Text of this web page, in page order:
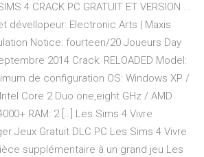
4 CRACK PC GRATUIT ET VERSION ...
dévellopeur: Electronic Arts | Maxis
Notice: fourteen/20 Joueurs Day
2014 Crack: RELOADED Model:
de configuration OS: Windows XP /
Core 2 Duo one,eight GHz / AMD
RAM: 2 […] Les Sims 4 Vivre
Jeux Gratuit DLC PC Les Sims 4 Vivre
supplémentaire à un grand jeu Les